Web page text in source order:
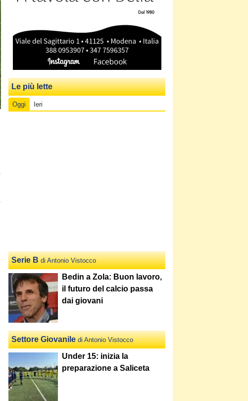
Le più lette
Oggi Ieri
Serie B di Antonio Vistocco
Bedin a Zola: Buon lavoro,
il futuro del calcio passa
dai giovani
Settore Giovanile di Antonio Vistocco
Under 15: inizia la
preparazione a Saliceta